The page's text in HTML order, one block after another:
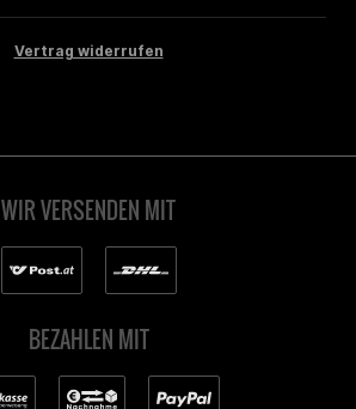
Vertrag widerrufen
WIR VERSENDEN MIT
BEZAHLEN MIT